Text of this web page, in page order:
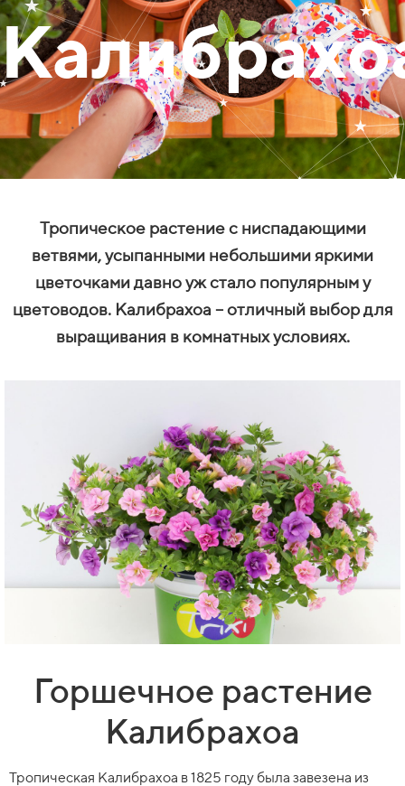
Тропическое растение с ниспадающими
ветвями, усыпанными небольшими яркими
цветочками давно уж стало популярным у
цветоводов. Калибрахоа – отличный выбор для
выращивания в комнатных условиях.
Горшечное растение
Калибрахоа
Тропическая Калибрахоа в 1825 году была завезена из